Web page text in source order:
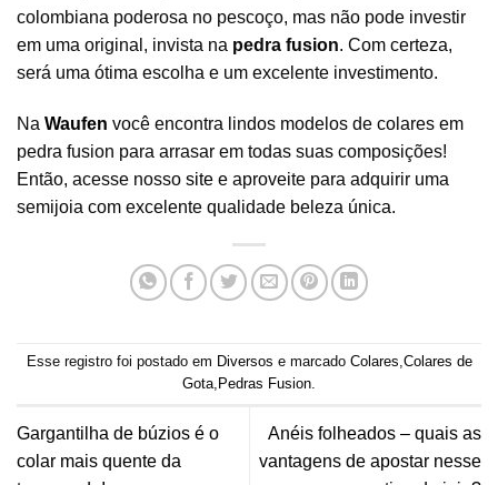
colombiana poderosa no pescoço, mas não pode investir
em uma original, invista na pedra fusion. Com certeza,
será uma ótima escolha e um excelente investimento.
Na Waufen você encontra lindos modelos de colares em
pedra fusion para arrasar em todas suas composições!
Então, acesse nosso site e aproveite para adquirir uma
semijoia com excelente qualidade beleza única.
Esse registro foi postado em Diversos e marcado Colares Colares de
Gota Pedras Fusion
Gargantilha de búzios é o
colar mais quente da
Anéis folheados – quais as
vantagens de apostar nesse